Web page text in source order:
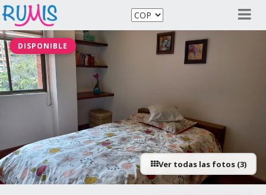
DISPONIBLE
Ver todas las fotos (3)